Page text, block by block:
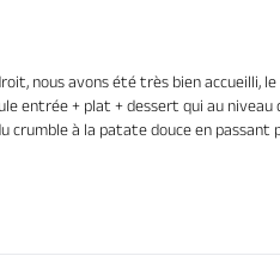
nous avons été très bien accueilli,
entrée + plat + dessert qui au
crumble à la patate douce en